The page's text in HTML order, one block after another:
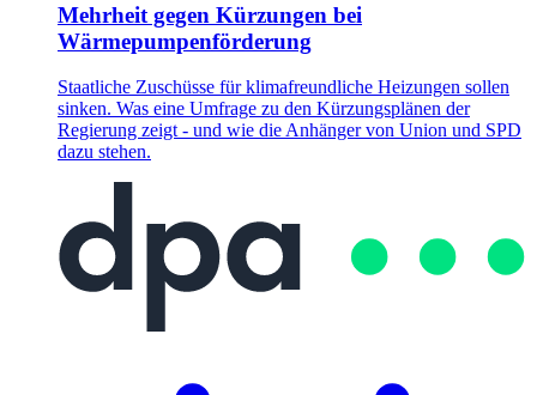
Mehrheit gegen Kürzungen bei
Wärmepumpenförderung
Staatliche Zuschüsse für klimafreundliche Heizungen sollen
sinken. Was eine Umfrage zu den Kürzungsplänen der
Regierung zeigt - und wie die Anhänger von Union und SPD
dazu stehen.